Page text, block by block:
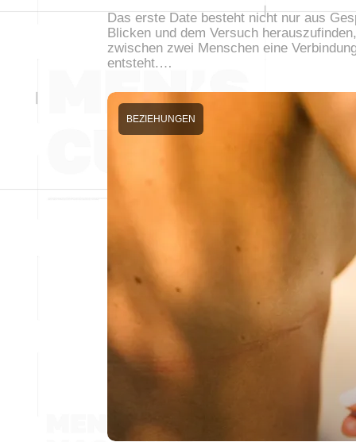
Das erste Date besteht nicht nur aus
Blicken und dem Versuch
zwischen zwei Menschen eine
entsteht.…
BEZIEHUNGEN